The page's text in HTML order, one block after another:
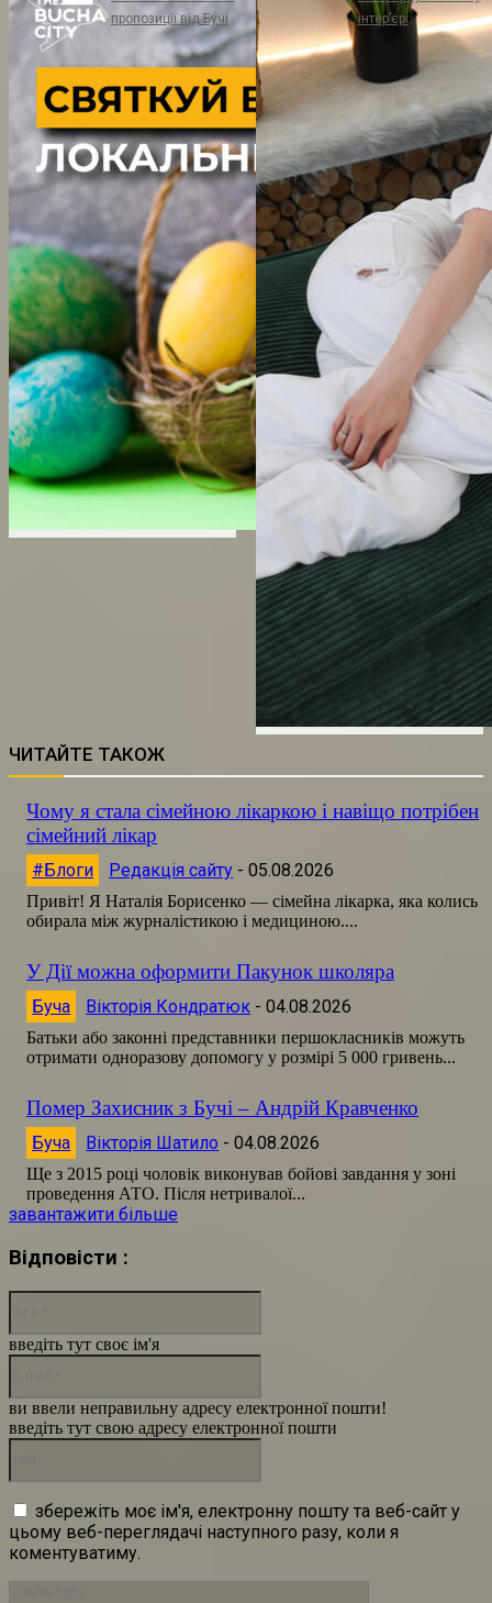
пропозиції від Бучі
інтер’єрі
ЧИТАЙТЕ ТАКОЖ
Чому я стала сімейною лікаркою і навіщо потрібен
сімейний лікар
#Блоги Редакція сайту - 05.08.2026
Привіт! Я Наталія Борисенко — сімейна лікарка, яка колись
обирала між журналістикою і медициною....
У Дії можна оформити Пакунок школяра
Буча Вікторія Кондратюк - 04.08.2026
Батьки або законні представники першокласників можуть
отримати одноразову допомогу у розмірі 5 000 гривень...
Помер Захисник з Бучі – Андрій Кравченко
Буча Вікторія Шатило - 04.08.2026
Ще з 2015 році чоловік виконував бойові завдання у зоні
проведення АТО. Після нетривалої...
завантажити більше
Відповісти :
введіть тут своє ім'я
ви ввели неправильну адресу електронної пошти!
введіть тут свою адресу електронної пошти
збережіть моє ім'я, електронну пошту та веб-сайт у
цьому веб-переглядачі наступного разу, коли я
коментуватиму.